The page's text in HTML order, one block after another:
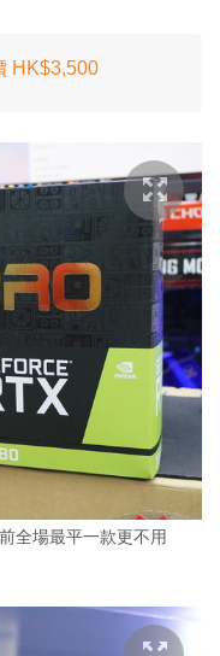
HK$3,500
全場最平一款更不用